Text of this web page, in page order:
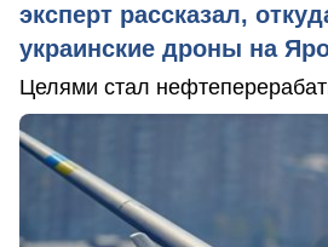
эксперт рассказал,
украинские дроны на
Целями стал